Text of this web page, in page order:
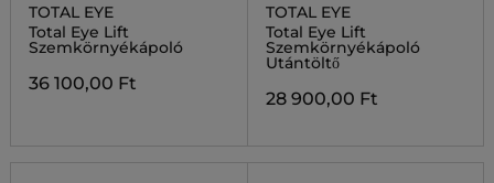
TOTAL EYE
Total Eye Lift
Szemkörnyékápoló
36 100,00 Ft
TOTAL EYE
Total Eye Lift
Szemkörnyékápoló
Utántöltő
28 900,00 Ft